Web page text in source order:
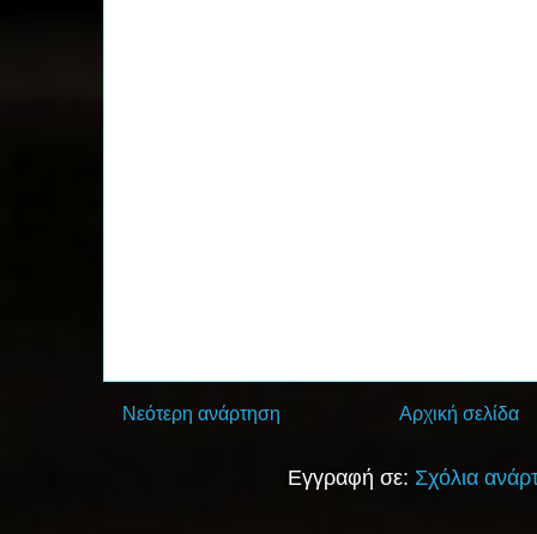
Νεότερη ανάρτηση Αρχική σελίδα
Εγγραφή σε: Σχόλια